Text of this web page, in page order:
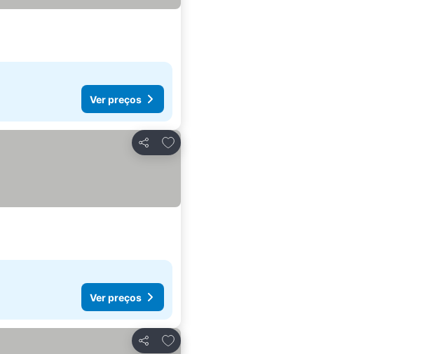
Ver preços
Partilhar
Adicionar aos favoritos
Ver preços
Partilhar
Adicionar aos favoritos